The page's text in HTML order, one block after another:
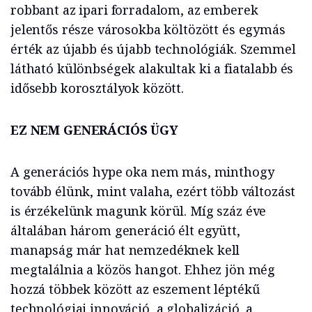
robbant az ipari forradalom, az emberek
jelentős része városokba költözött és egymás
érték az újabb és újabb technológiák. Szemmel
látható különbségek alakultak ki a fiatalabb és
idősebb korosztályok között.
EZ NEM GENERÁCIÓS ÜGY
A generációs hype oka nem más, minthogy
tovább élünk, mint valaha, ezért több változást
is érzékelünk magunk körül. Míg száz éve
általában három generáció élt együtt,
manapság már hat nemzedéknek kell
megtalálnia a közös hangot. Ehhez jön még
hozzá többek között az eszement léptékű
technológiai innováció, a globalizáció, a